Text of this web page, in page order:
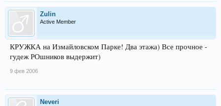
Zulin
Active Member
КРУЖКА на Измайловском Парке! Два этажа) Все прочное -
гудеж РОшников выдержит)
9 фев 2006
Neveri